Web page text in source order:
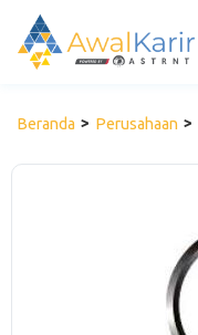
Beranda Perusahaan